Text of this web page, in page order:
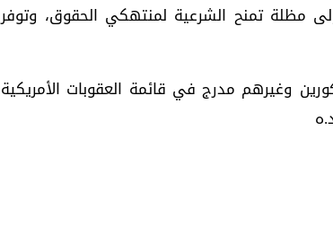
مظلة تمنح الشرعية لمنتهكي الحقوق، وتوفر
وغيرهم مدرج في قائمة العقوبات الأمريكية